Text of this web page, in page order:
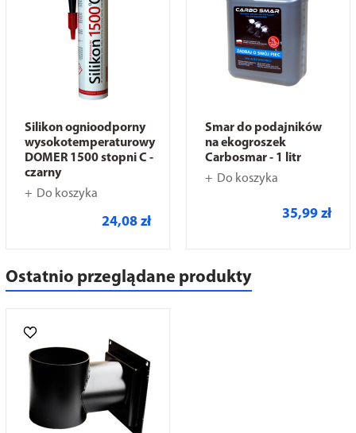
Silikon ognioodporny
wysokotemperaturowy
DOMER 1500 stopni C -
czarny
Do koszyka
24,08 zł
Smar do podajników
na ekogroszek
Carbosmar - 1 litr
Do koszyka
35,99 zł
Ostatnio przeglądane produkty